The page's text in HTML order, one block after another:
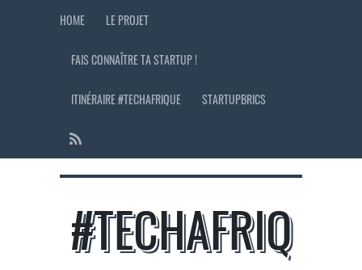
HOME LE PROJET
FAIS CONNAÎTRE TA STARTUP !
ITINÉRAIRE #TECHAFRIQUE STARTUPBRICS
#TECHAFRIQ